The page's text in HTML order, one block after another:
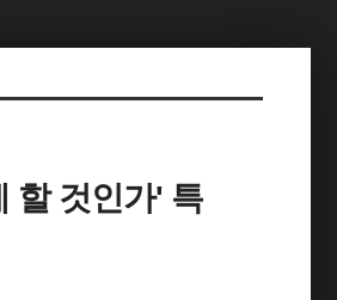
할 것인가' 특